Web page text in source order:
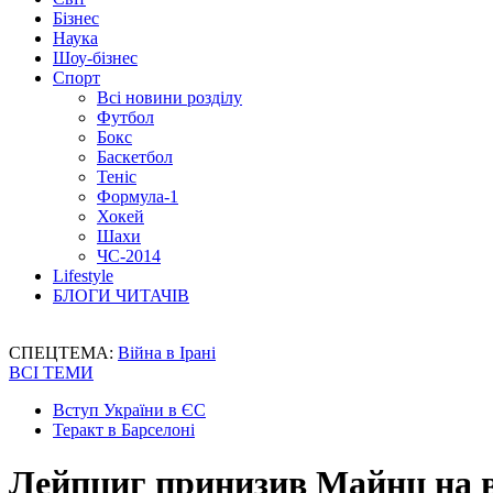
Бізнес
Наука
Шоу-бізнес
Спорт
Всі новини розділу
Футбол
Бокс
Баскетбол
Теніс
Формула-1
Хокей
Шахи
ЧС-2014
Lifestyle
БЛОГИ ЧИТАЧІВ
СПЕЦТЕМА: Війна в Ірані
ВСІ ТЕМИ
Вступ України в ЄС
Теракт в Барселоні
Лейпциг принизив Майнц на